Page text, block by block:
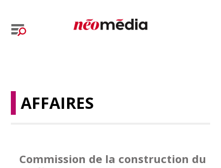
AFFAIRES
Commission de la construction du